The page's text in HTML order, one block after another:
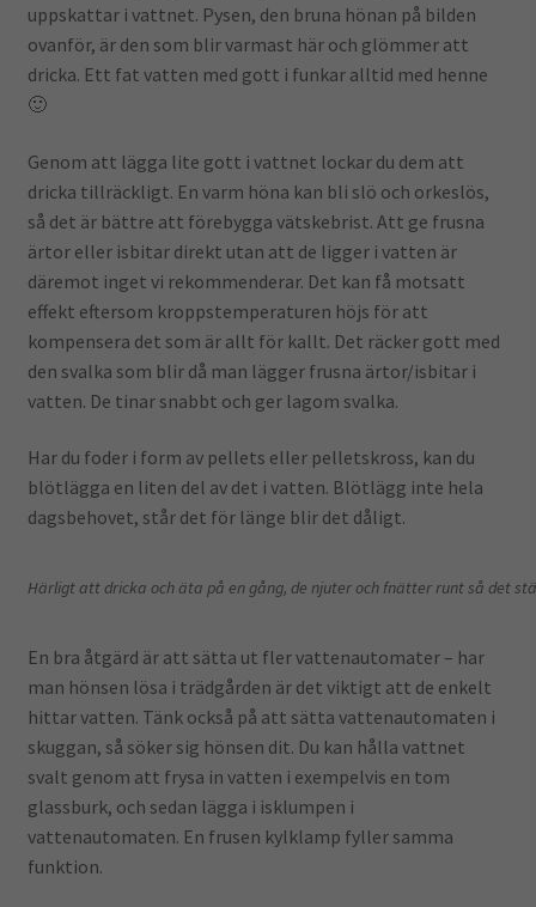
uppskattar i vattnet. Pysen, den bruna hönan på bilden
ovanför, är den som blir varmast här och glömmer att
dricka. Ett fat vatten med gott i funkar alltid med henne
🙂
Genom att lägga lite gott i vattnet lockar du dem att
dricka tillräckligt. En varm höna kan bli slö och orkeslös,
så det är bättre att förebygga vätskebrist. Att ge frusna
ärtor eller isbitar direkt utan att de ligger i vatten är
däremot inget vi rekommenderar. Det kan få motsatt
effekt eftersom kroppstemperaturen höjs för att
kompensera det som är allt för kallt. Det räcker gott med
den svalka som blir då man lägger frusna ärtor/isbitar i
vatten. De tinar snabbt och ger lagom svalka.
Har du foder i form av pellets eller pelletskross, kan du
blötlägga en liten del av det i vatten. Blötlägg inte hela
dagsbehovet, står det för länge blir det dåligt.
Härligt att dricka och äta på en gång, de njuter och fnätter runt så det
En bra åtgärd är att sätta ut fler vattenautomater – har
man hönsen lösa i trädgården är det viktigt att de enkelt
hittar vatten. Tänk också på att sätta vattenautomaten i
skuggan, så söker sig hönsen dit. Du kan hålla vattnet
svalt genom att frysa in vatten i exempelvis en tom
glassburk, och sedan lägga i isklumpen i
vattenautomaten. En frusen kylklamp fyller samma
funktion.